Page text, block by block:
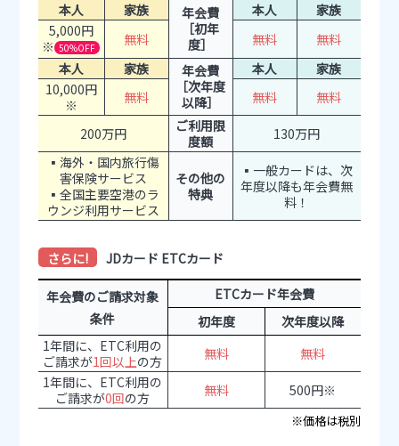
本人
家族
年会費
［初年
度］
本人
家族
5,000円
※ 50%OFF 無料 無料
無料
本人
家族
年会費
［次年度
以降］
本人
家族
10,000円
※
無料 無料 無料
200万円
ご利用限
度額
130万円
▪海外・国内旅行傷
害保険サービス
▪全国主要空港のラ
ウンジ利用サービス
その他の
特典
▪一般カードは、次
年度以降も年会費無
料！
さらに! JDカード ETCカード
年会費のご請求対象
条件
ETCカード年会費
初年度
次年度以降
1年間に、ETC利用の
ご請求が1回以上の方 無料
無料
1年間に、ETC利用の
ご請求が0回の方 無料 500円※
※価格は税別